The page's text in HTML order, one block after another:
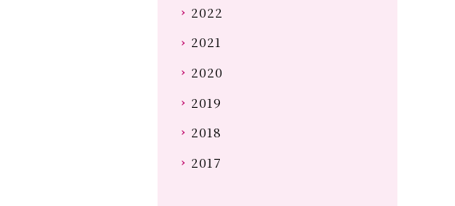
2022
2021
2020
2019
2018
2017